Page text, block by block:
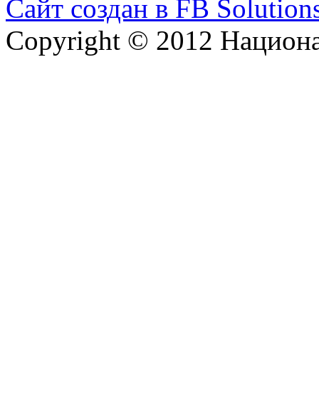
Сайт создан в FB
Copyright © 2012